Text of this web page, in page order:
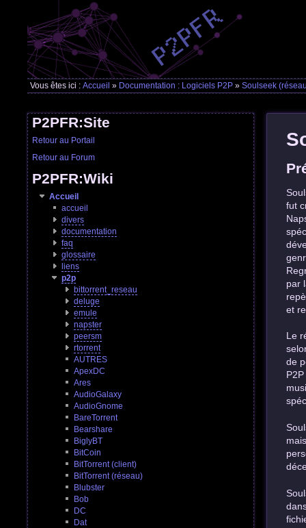
Vous êtes ici :Accueil » Documentation : Logiciels P2P »Soulseek
P2PFR:Site
Retour au Portail
Retour au Forum
P2PFR:Wiki
Accueil
accueil
divers
documentation
faq
glossaire
liens
p2p
bittorrent_reseau
deluge
emule
napster
peersm
rtorrent
AUTRES
ApexDC
Ares
AudioGalaxy
AudioGnome
BareTorrent
Bearshare
BiglyBT
BitCoin
BitTorrent (client)
BitTorrent (réseau)
Blubster
Bob
DC
Dat
fut
par
et
Le
de